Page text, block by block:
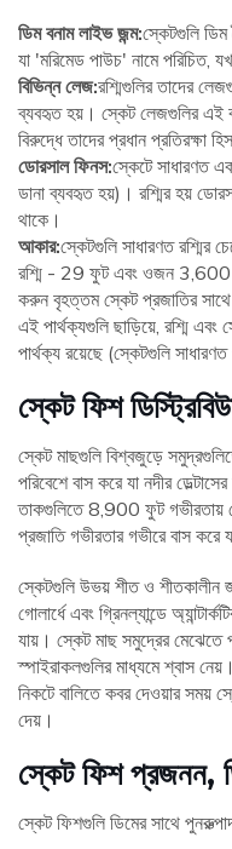
ডিম বনাম লাইভ জন্ম:স্কেটগুলি ডিম
যা 'মরিমেড পাউচ' নামে পরিচিত,
বিভিন্ন লেজ:রশ্মিগুলির তাদের
ব্যবহৃত হয়। স্কেট লেজগুলির এই
বিরুদ্ধে তাদের প্রধান প্রতিরক্ষা
ডোরসাল ফিনস:স্কেটে সাধারণত
ডানা ব্যবহৃত হয়)। রশ্মির হয়
থাকে।
আকার:স্কেটগুলি সাধারণত রশ্মির
রশ্মি - 29 ফুট এবং ওজন 3,600
করুন বৃহত্তম স্কেট প্রজাতির
এই পার্থক্যগুলি ছাড়িয়ে, রশ্মি
পার্থক্য রয়েছে (স্কেটগুলি
স্কেট ফিশ
স্কেট মাছগুলি বিশ্বজুড়ে
পরিবেশে বাস করে যা নদীর
তাকগুলিতে 8,900 ফুট গভীরতায়
প্রজাতি গভীরতার গভীরে বাস করে
স্কেটগুলি উভয় শীত ও শীতকালীন
গোলার্ধে এবং গ্রিনল্যান্ডে
যায়। স্কেট মাছ সমুদ্রের মেঝেতে
স্পাইরাকলগুলির মাধ্যমে শ্বাস
নিকটে বালিতে কবর দেওয়ার সময়
দেয়।
স্কেট ফিশ প্রজনন,
স্কেট ফিশগুলি ডিমের সাথে